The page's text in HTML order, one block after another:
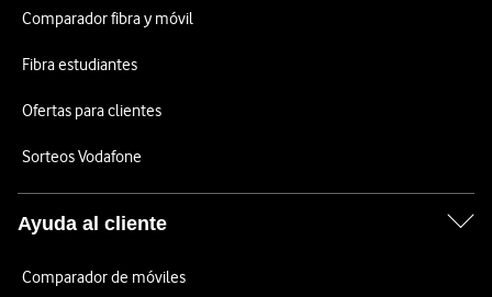
Comparador fibra y móvil
Fibra estudiantes
Ofertas para clientes
Sorteos Vodafone
Ayuda al cliente
Comparador de móviles